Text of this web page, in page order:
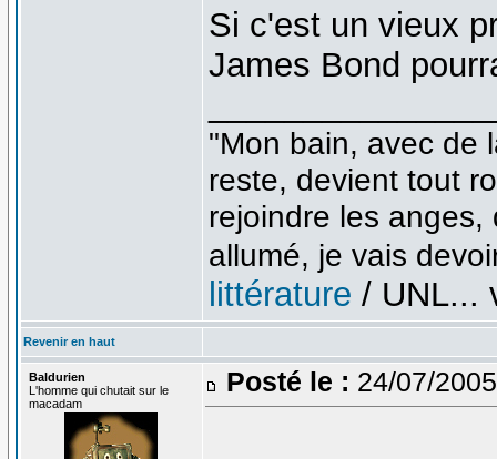
Si c'est un vieux
James Bond
"Mon bain, avec de
reste, devient tout
rejoindre les
allumé, je vais
littérature / UNL...
Revenir en haut
Baldurien
L'homme qui chutait sur le
macadam
Posté le : 24/07/